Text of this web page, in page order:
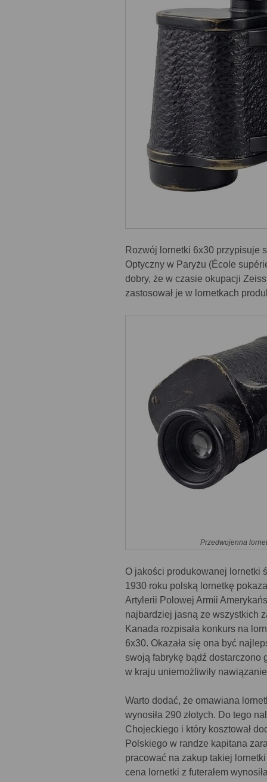
Rozwój lornetki 6x30 przypisuje
Optyczny w Paryżu (École
dobry, że w czasie okupacji
zastosował je w lornetkach
Przedwojenna
O jakości produkowanej lornetki
1930 roku polską lornetkę
Artylerii Polowej Armii
najbardziej jasną ze wszystkich
Kanada rozpisała konkurs na
6x30. Okazała się ona być
swoją fabrykę bądź dostarczono
w kraju uniemożliwiły
Warto dodać, że omawiana
wynosiła 290 złotych. Do tego
Chojeckiego i który kosztował
Polskiego w randze kapitana
pracować na zakup takiej
cena lornetki z futerałem